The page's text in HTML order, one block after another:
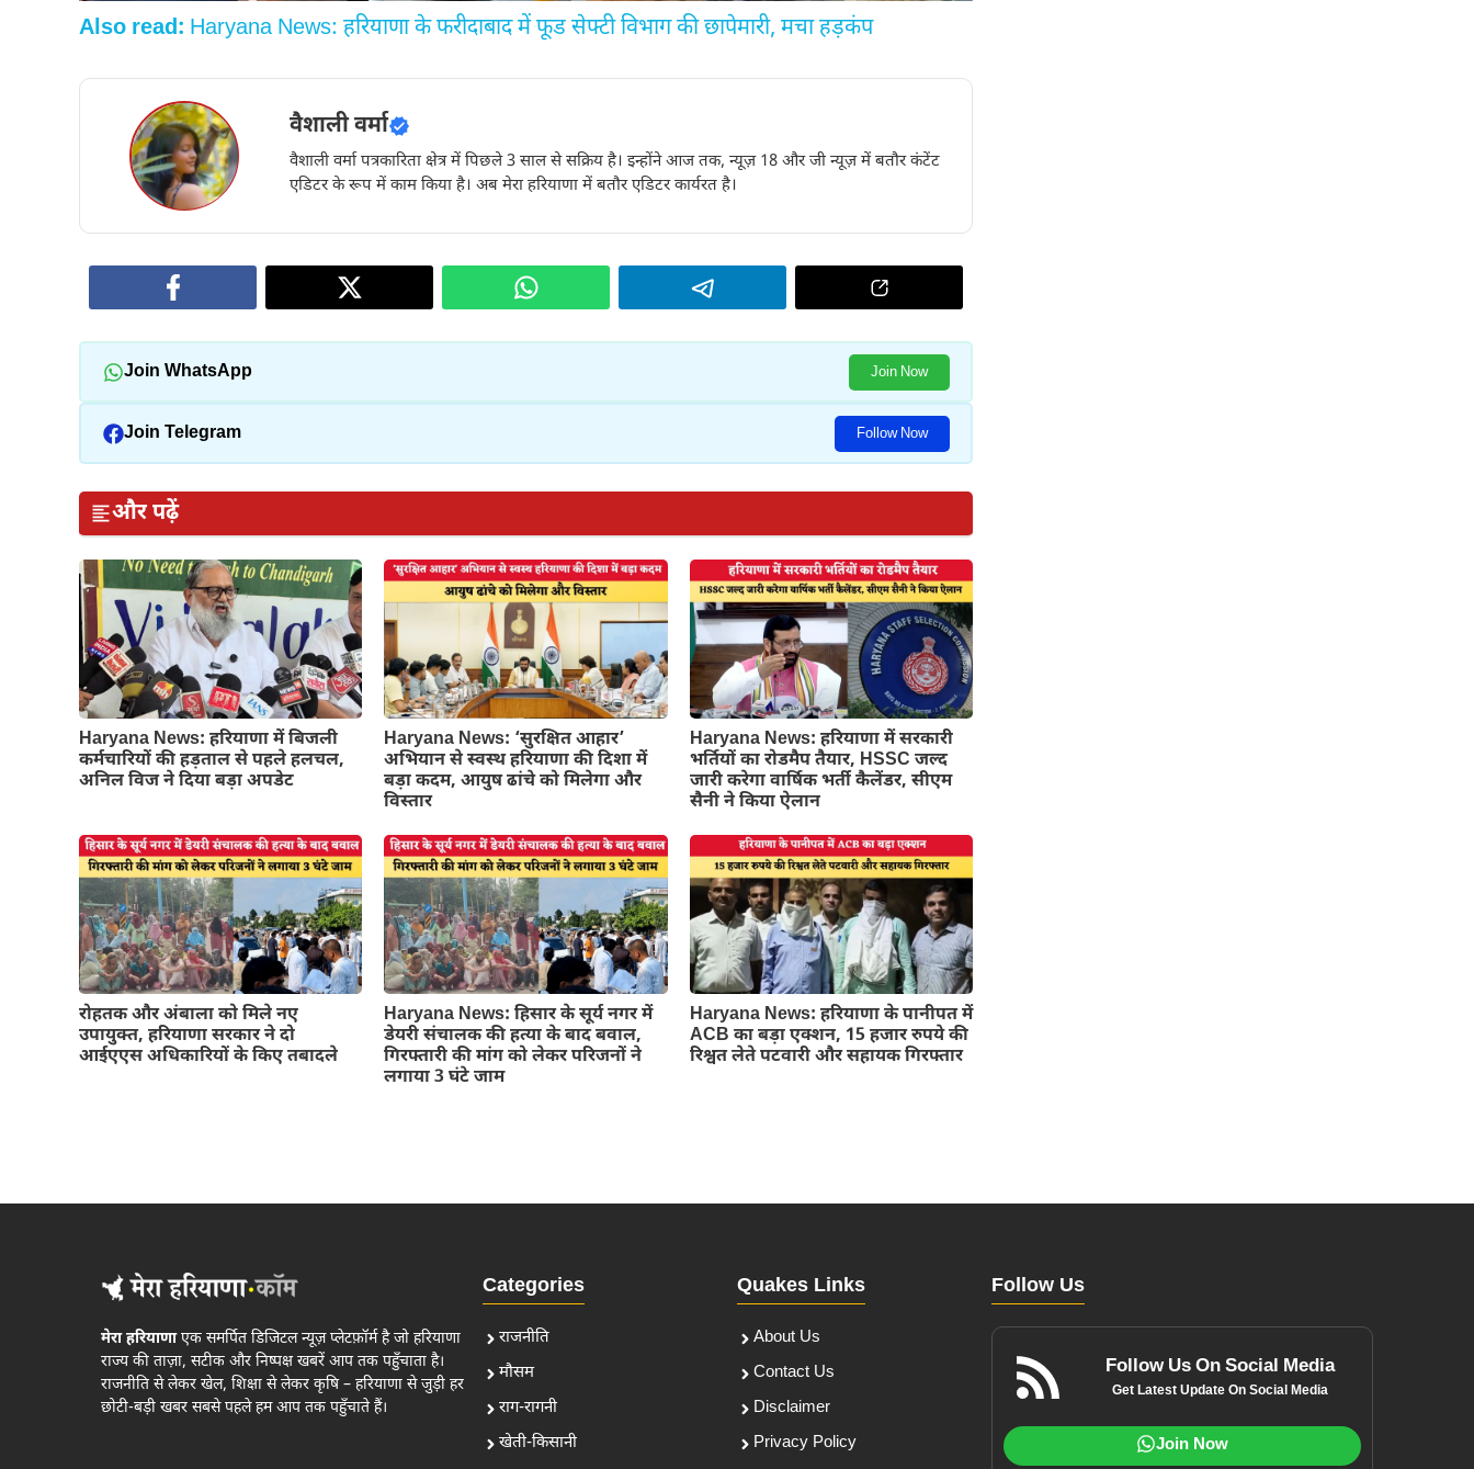
Also read: Haryana News: हरियाणा के फरीदाबाद में फूड सेफ्टी विभाग की छापेमारी, मचा हड़कंप
वैशाली वर्मा
वैशाली वर्मा पत्रकारिता क्षेत्र में पिछले 3 साल से सक्रिय है। इन्होंने आज तक, न्यूज़ 18 और जी न्यूज़ में बतौर कंटेंट
एडिटर के रूप में काम किया है। अब मेरा हरियाणा में बतौर एडिटर कार्यरत है।
Join WhatsApp Join Now
Join Telegram Follow Now
और पढ़ें
Haryana News: हरियाणा में बिजली
कर्मचारियों की हड़ताल से पहले हलचल,
अनिल विज ने दिया बड़ा अपडेट
Haryana News: ‘सुरक्षित आहार’
अभियान से स्वस्थ हरियाणा की दिशा में
बड़ा कदम, आयुष ढांचे को मिलेगा और
विस्तार
Haryana News: हरियाणा में सरकारी
भर्तियों का रोडमैप तैयार, HSSC जल्द
जारी करेगा वार्षिक भर्ती कैलेंडर, सीएम
सैनी ने किया ऐलान
रोहतक और अंबाला को मिले नए
उपायुक्त, हरियाणा सरकार ने दो
आईएएस अधिकारियों के किए तबादले
Haryana News: हिसार के सूर्य नगर में
डेयरी संचालक की हत्या के बाद बवाल,
गिरफ्तारी की मांग को लेकर परिजनों ने
लगाया 3 घंटे जाम
Haryana News: हरियाणा के पानीपत में
ACB का बड़ा एक्शन, 15 हजार रुपये की
रिश्वत लेते पटवारी और सहायक गिरफ्तार
मेरा हरियाणाएक समर्पित डिजिटल न्यूज़ प्लेटफ़ॉर्म है जो हरियाणा
राज्य की ताज़ा, सटीक और निष्पक्ष खबरें आप तक पहुँचाता है।
राजनीति से लेकर खेल, शिक्षा से लेकर कृषि – हरियाणा से जुड़ी हर
छोटी-बड़ी खबर सबसे पहले हम आप तक पहुँचाते हैं।
Categories
राजनीति
मौसम
राग-रागनी
खेती-किसानी
Quakes Links
About Us
Contact Us
Disclaimer
Privacy Policy
Follow Us
Follow Us On Social Media
Get Latest Update On Social Media
Join Now